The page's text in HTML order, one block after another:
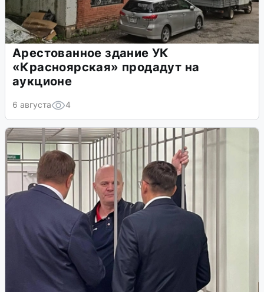
Арестованное здание УК
«Красноярская» продадут на
аукционе
6 августа 4